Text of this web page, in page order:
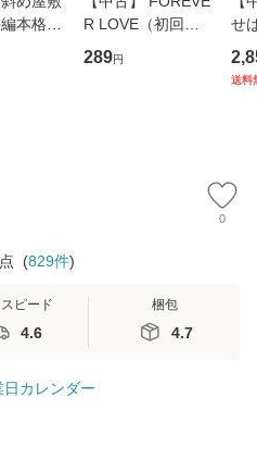
本格推
社文
司 / 光
R LOVE（初回生
産限定盤） / 清水
翔太×加藤ミリヤ /
289円
せ
タ
送料
0
点 (829件)
ピード
4.6
梱包
4.7
日カレンダー